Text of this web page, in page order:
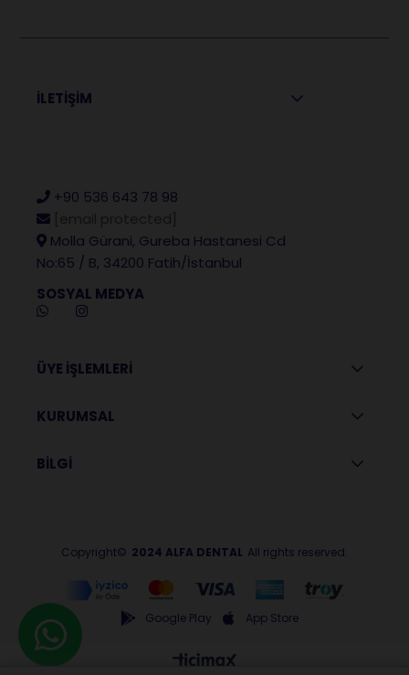
İLETİŞİM
+90 536 643 78 98
Molla Gürani, Gureba Hastanesi Cd
No:65 / B, 34200 Fatih/İstanbul
SOSYAL MEDYA
ÜYE İŞLEMLERİ
KURUMSAL
BİLGİ
Copyright© 2024 ALFA DENTAL All rights reserved.
Google Play App Store